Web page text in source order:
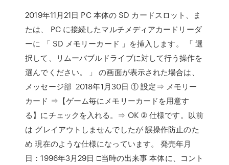
2019年11月21日 PC 本体の SD カードスロット、ま
たは、 PC に接続したマルチメディアカードリーダ
ーに 「 SD メモリーカード 」を挿入します。 「 選
択して、リムーバブルドライブに対して行う操作を
選んでください。 」 の画面が表示された場合は、
メッセージ部 2018年1月30日 ① 設定⇒ メモリー
カード ⇒【ゲーム毎にメモリーカードを用意す
る】にチェックを入れる。⇒ OK ② 仕様です。以前
は グレイアウトしませんでしたが 誤操作防止のた
め 現在のような仕様になっています。 発売年月
日：1996年3月29日 □当時の出来事 本体に、コント